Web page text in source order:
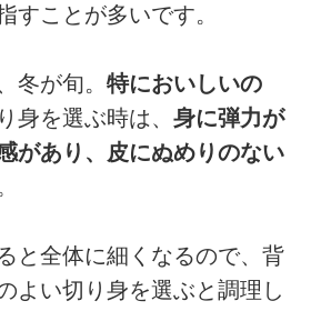
すことが多いです。
冬が旬。 特においしいの
身を選ぶ時は、 身に弾力が
があり、皮にぬめりのない
と全体に細くなるので、背
よい切り身を選ぶと調理し